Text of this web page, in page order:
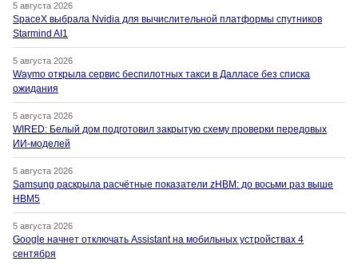
5 августа 2026
SpaceX выбрала Nvidia для вычислительной платформы спутников
Starmind AI1
5 августа 2026
Waymo открыла сервис беспилотных такси в Далласе без списка
ожидания
5 августа 2026
WIRED: Белый дом подготовил закрытую схему проверки передовых
ИИ-моделей
5 августа 2026
Samsung раскрыла расчётные показатели zHBM: до восьми раз выше
HBM5
5 августа 2026
Google начнет отключать Assistant на мобильных устройствах 4
сентября